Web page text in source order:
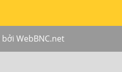
bởi WebBNC.net